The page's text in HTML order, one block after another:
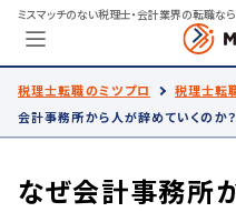
ミスマッチのない税理士・会計業界の転職な
税理士転職のミツプロ 税理士転
会計事務所から人が辞めていくのか
なぜ会計事務所